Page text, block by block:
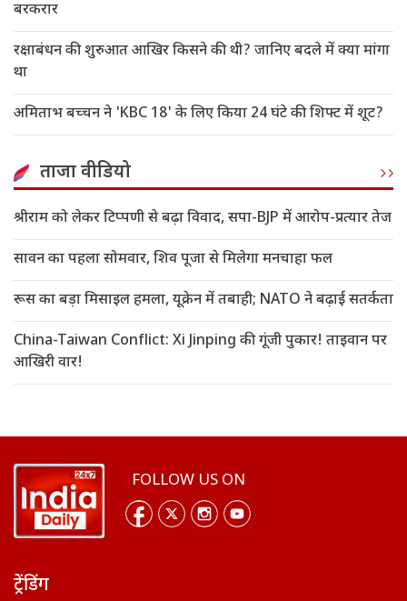
बरकरार
रक्षाबंधन की शुरुआत आखिर किसने की थी? जानिए बदले में क्या मांगा
था
अमिताभ बच्चन ने 'KBC 18' के लिए किया 24 घंटे की शिफ्ट में शूट?
ताजा वीडियो
श्रीराम को लेकर टिप्पणी से बढ़ा विवाद, सपा-BJP में आरोप-प्रत्यार तेज
सावन का पहला सोमवार, शिव पूजा से मिलेगा मनचाहा फल
रूस का बड़ा मिसाइल हमला, यूक्रेन में तबाही; NATO ने बढ़ाई सतर्कता
China-Taiwan Conflict: Xi Jinping की गूंजी पुकार! ताइवान पर
आखिरी वार!
FOLLOW US ON
ट्रेंडिंग